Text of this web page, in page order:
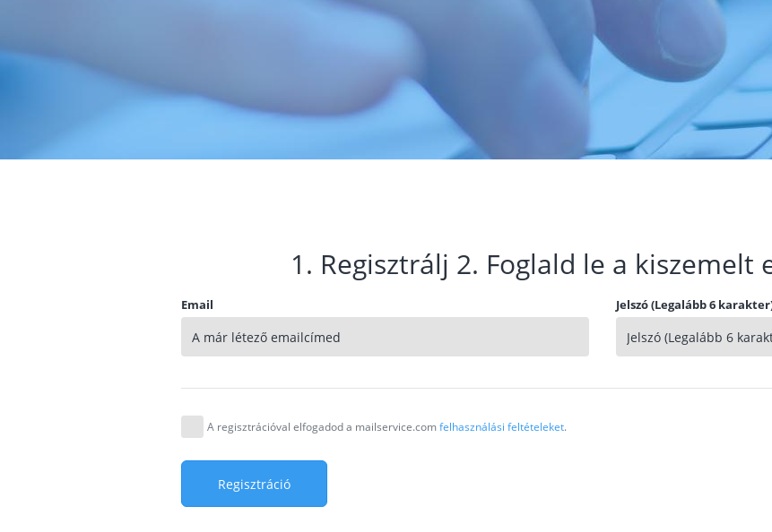
1. Regisztrálj 2. Foglald le a kiszemelt
Email Jelszó (Legalább 6
A regisztrációval elfogadod a mailservice.comfelhasználási feltételeket.
Regisztráció